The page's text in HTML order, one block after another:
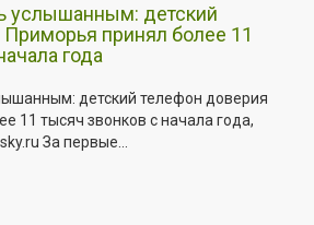
услышанным: детский
принял более 11
года
детский телефон доверия
11 тысяч звонков с начала года,
За первые...